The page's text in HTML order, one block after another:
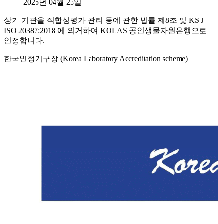
2025년 04월 23일
상기 기관을 적합성평가 관리 등에 관한 법률 제8조 및 KS J
ISO 20387:2018 에 의거하여 KOLAS 공인생물자원은행으로
인정합니다.
한국인정기구장 (Korea Laboratory Accreditation scheme)